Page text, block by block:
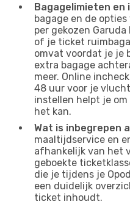
Bagagelimieten en
bagage en de
per gekozen
of je ticket
omvat voordat je je
extra bagage
meer. Online
48 uur voor je
instellen helpt je
het kan.
Wat is inbegrepen
maaltijdservice en
afhankelijk van het
geboekte
die je tijdens je
een duidelijk
ticket inhoudt.